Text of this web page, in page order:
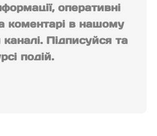
оперативні
коментарі в нашому
Підписуйся та
подій.